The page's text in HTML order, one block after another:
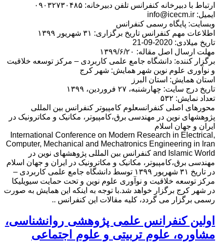
ارتباط با دبیرخانه کنفرانس تلفن دبیرخانه: ۰۹۰۳۲۷۳۰۴۸۵
ایمیل: info@icecm.ir
وبسایت: پایگاه رسمی کنفرانس
اطلاعات مهم کنفرانس تاریخ برگزاری: ۳۱ شهریور ۱۳۹۹
تاریخ میلادی: 2020-09-21
مهلت ارسال اصل مقاله: ۱۳۹۹/۶/۲۰
برگزار کننده: دانشگاه جامع علمی کاربردی – مرکز توسعه خلاقیت
و نوآوری علوم نوین شهر همایش: شهر کرج
استان همایش: استان البرز
تاریخ درج سایت: چهارشنبه، ۲۷ فروردین، ۱۳۹۹
تعداد نمایش: ۵۳۲
محورهای اصلی کنفرانسعلوم کامپیوتر کنفرانس بین المللی
پژوهشهای نوین در مهندسی برق،کامپیوتر، مکانیک و مکاترونیک در
ایران و جهان اسلام
International Conference on Modern Research in Electrical,
Computer, Mechanical and Mechatronics Engineering in Iran
and Islamic World کنفرانس بین المللی پژوهشهای نوین در
مهندسی برق،کامپیوتر، مکانیک و مکاترونیک در ایران و جهان اسلام
در تاریخ ۳۱ شهریور ۱۳۹۹ توسط دانشگاه جامع علمی کاربردی –
مرکز توسعه خلاقیت و نوآوری علوم نوین و تحت حمایت سیویلیکا
در شهر کرج برگزار خواهد شد.با توجه به اینکه این همایش به صورت
رسمی برگزار می گردد، کلیه مقالات این کنفرانس ..
اولین کنفرانس علمی پژوهشی روانشناسی،
مشاوره، علوم تربیتی و علوم اجتماعی